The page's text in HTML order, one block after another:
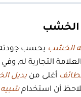
الخشب
الخشب بحسب جودته
التجارية له, وفي
أغلى من بديل
نلاحظ أن استخدام